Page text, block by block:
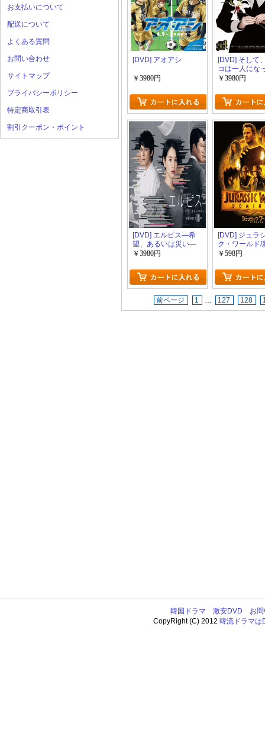
お支払いについて
配送について
よくある質問
お問い合わせ
サイトマップ
プライバシーポリシー
特定商取引表
割引クーポン・ポイント
[DVD] アオアシ
￥3980円
[DVD] そして
コは一人にな
￥3980円
[DVD] エルピス―希
望、あるいは災い―
￥3980円
[DVD] ジュラ
ク・ワールド/
る支配者
￥598円
前ページ 1 … 127 128
韓国ドラマ 激安DVD
お
CopyRight (C) 2012韓流ドラマは